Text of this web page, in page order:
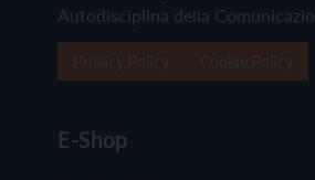
Autodisciplina della
E-Shop